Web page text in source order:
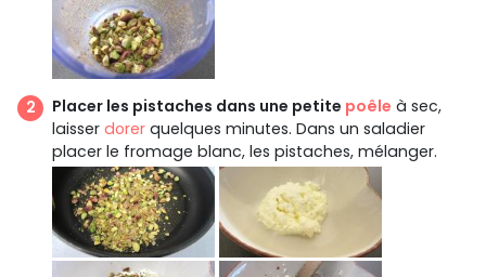
Placer les pistaches dans une petite poêle à sec,
laisser dorer quelques minutes. Dans un saladier
placer le fromage blanc, les pistaches, mélanger.